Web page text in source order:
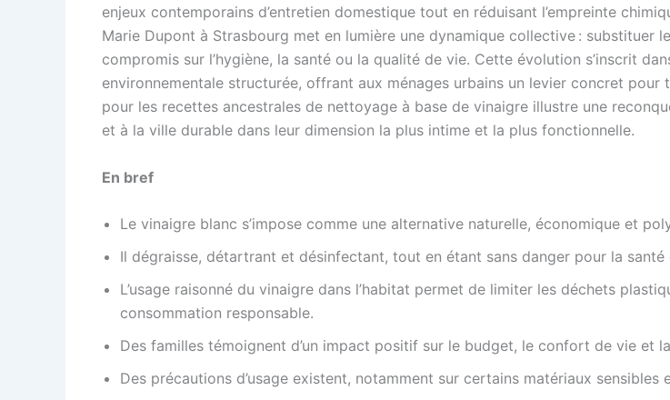
enjeux contemporains d’entretien domestique tout en réduisant l’empreinte
Marie Dupont à Strasbourg met en lumière une dynamique collective : substituer
compromis sur l’hygiène, la santé ou la qualité de vie. Cette évolution s’inscrit
environnementale structurée, offrant aux ménages urbains un levier concret pour
pour les recettes ancestrales de nettoyage à base de vinaigre illustre une
et à la ville durable dans leur dimension la plus intime et la plus fonctionnelle.
En bref
Le vinaigre blanc s’impose comme une alternative naturelle, économique et
Il dégraisse, détartrant et désinfectant, tout en étant sans danger pour la santé
L’usage raisonné du vinaigre dans l’habitat permet de limiter les déchets
consommation responsable.
Des familles témoignent d’un impact positif sur le budget, le confort de vie et
Des précautions d’usage existent, notamment sur certains matériaux sensibles